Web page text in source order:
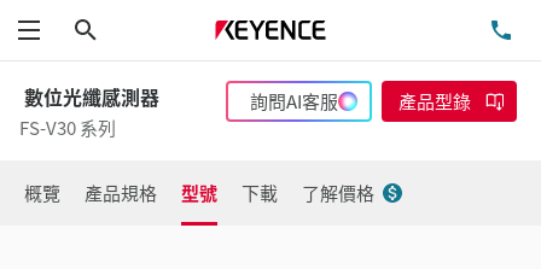
功能表
數位光纖感測器
FS-V30 系列
詢問AI客服 產品型錄
概覽 產品規格 型號 下載 了解價格